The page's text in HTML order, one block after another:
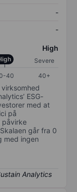
-
-
High
Severe
40 40+
ESG-
med at
på
påvirke
går fra 0
med ingen